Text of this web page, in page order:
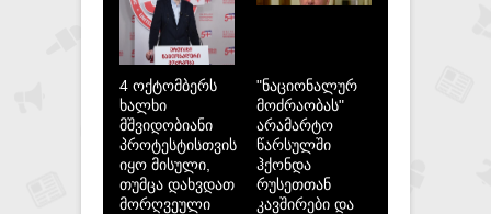
4 ოქტომბერს
ხალხი
მშვიდობიანი
პროტესტისთვის
იყო მისული,
თუმცა დახვდათ
მორღვეული
"ნაციონალურ
მოძრაობას"
არამარტო
წარსულში
ჰქონდა
რუსეთთან
კავშირები და